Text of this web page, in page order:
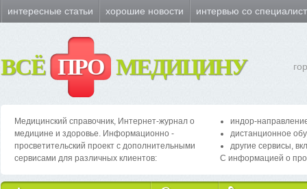
интересные статьи хорошие новости интервью со
ВСЁ ПРО МЕДИЦИНУ
Медицинский справочник, Интернет-журнал о
медицине и здоровье. Информационно -
просветительский проект с дополнительными
сервисами для различных клиентов:
индор-
дистанционное
другие сервисы,
С информацией о